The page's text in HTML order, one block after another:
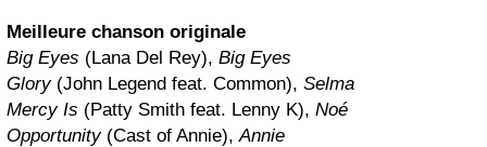
Meilleure chanson originale
Big Eyes (Lana Del Rey), Big Eyes
Glory(John Legend feat. Common), Selma
Mercy Is (Patty Smith feat. Lenny K), Noé
Opportunity(Cast of Annie),Annie